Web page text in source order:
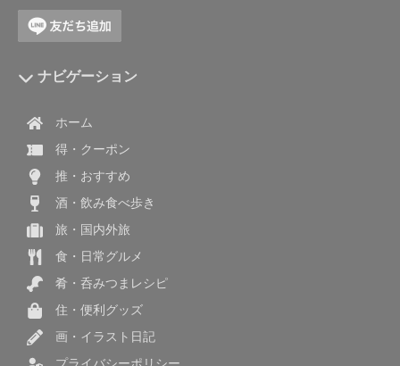
ナビゲーション
ホーム
得・クーポン
推・おすすめ
酒・飲み食べ歩き
旅・国内外旅
食・日常グルメ
肴・呑みつまレシピ
住・便利グッズ
画・イラスト日記